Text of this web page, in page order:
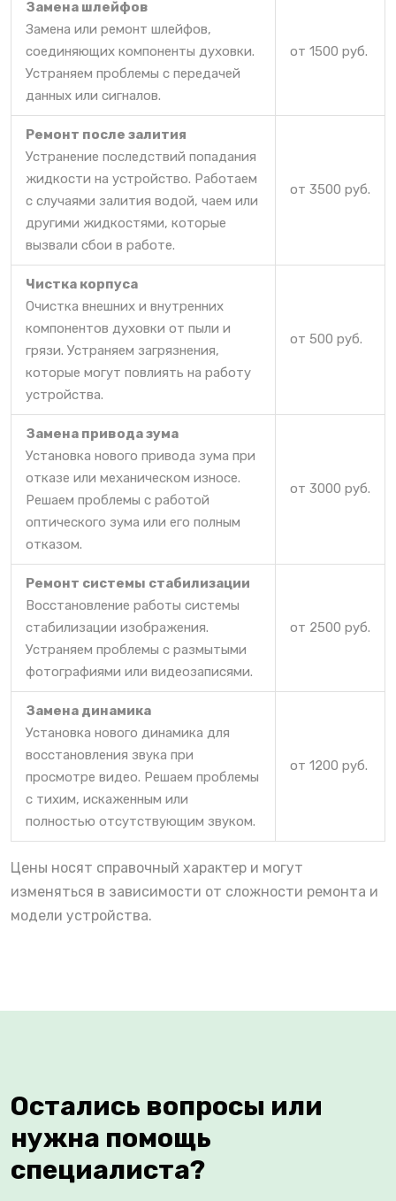
Замена шлейфов
Замена или ремонт шлейфов,
соединяющих компоненты духовки.
Устраняем проблемы с передачей
данных или сигналов.
от 1500 руб.
Ремонт после залития
Устранение последствий попадания
жидкости на устройство. Работаем
с случаями залития водой, чаем или
другими жидкостями, которые
вызвали сбои в работе.
от 3500 руб.
Чистка корпуса
Очистка внешних и внутренних
компонентов духовки от пыли и
грязи. Устраняем загрязнения,
которые могут повлиять на работу
устройства.
от 500 руб.
Замена привода зума
Установка нового привода зума при
отказе или механическом износе.
Решаем проблемы с работой
оптического зума или его полным
отказом.
от 3000 руб.
Ремонт системы стабилизации
Восстановление работы системы
стабилизации изображения.
Устраняем проблемы с размытыми
фотографиями или видеозаписями.
от 2500 руб.
Замена динамика
Установка нового динамика для
восстановления звука при
просмотре видео. Решаем проблемы
с тихим, искаженным или
полностью отсутствующим звуком.
от 1200 руб.
Цены носят справочный характер и могут
изменяться в зависимости от сложности ремонта и
модели устройства.
Остались вопросы или
нужна помощь
специалиста?